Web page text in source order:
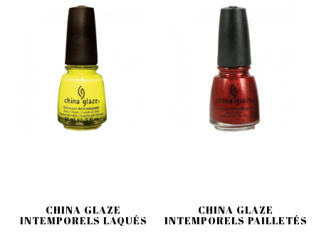
CHINA GLAZE
INTEMPORELS LAQUÉS
CHINA GLAZE
INTEMPORELS PAILLETÉS